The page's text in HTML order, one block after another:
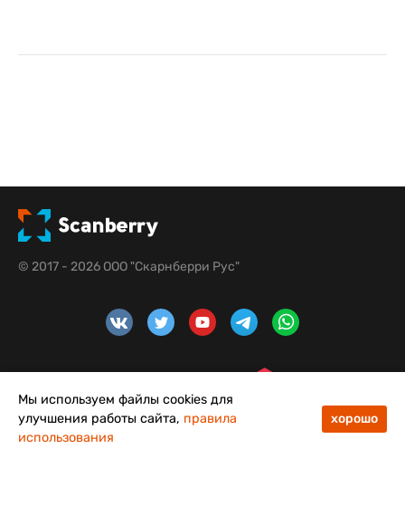
© 2017 - 2026 ООО "Скарнберри Рус"
48
Мы используем файлы cookies для
улучшения работы сайта, правила
использования
хорошо